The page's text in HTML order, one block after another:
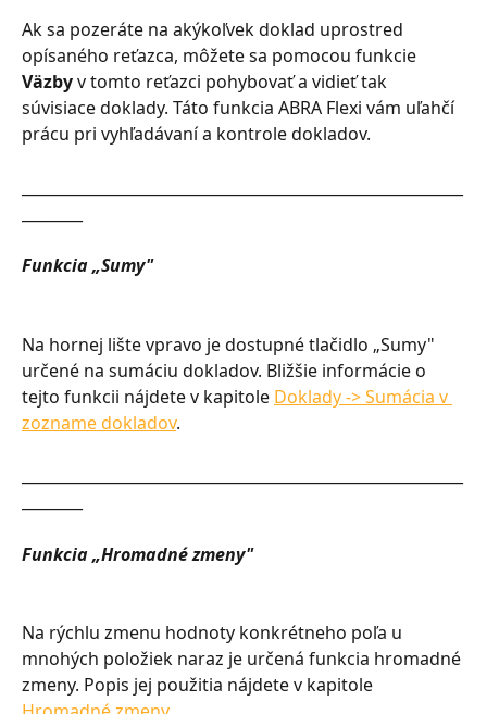
Ak sa pozeráte na akýkoľvek doklad uprostred
opísaného reťazca, môžete sa pomocou funkcie
Väzby v tomto reťazci pohybovať a vidieť tak
súvisiace doklady. Táto funkcia ABRA Flexi vám uľahčí
prácu pri vyhľadávaní a kontrole dokladov.
Funkcia „Sumy"
Na hornej lište vpravo je dostupné tlačidlo „Sumy"
určené na sumáciu dokladov. Bližšie informácie o
tejto funkcii nájdete v kapitole Doklady -> Sumácia v
zozname dokladov.
Funkcia „Hromadné zmeny"
Na rýchlu zmenu hodnoty konkrétneho poľa u
mnohých položiek naraz je určená funkcia hromadné
zmeny. Popis jej použitia nájdete v kapitole